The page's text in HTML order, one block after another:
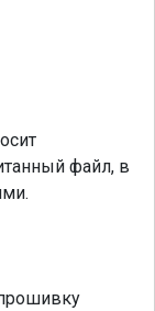
файл, в